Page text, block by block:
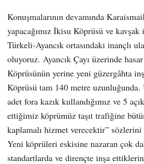
Konuşmalarının devamında
yapacağımız İkisu Köprüsü ve
Türkeli-Ayancık ortasındaki inançlı
oluyoruz. Ayancık Çayı üzerinde
Köprüsünün yerine yeni güzergâhta
Köprüsü tam 140 metre
adet fora kazık kullandığımız ve 5
ettiğimiz köprümüz taşıt trafiğine
kaplamalı hizmet verecektir” sözlerini
Yeni köprüleri eskisine nazaran çok
standartlarda ve dirençte inşa